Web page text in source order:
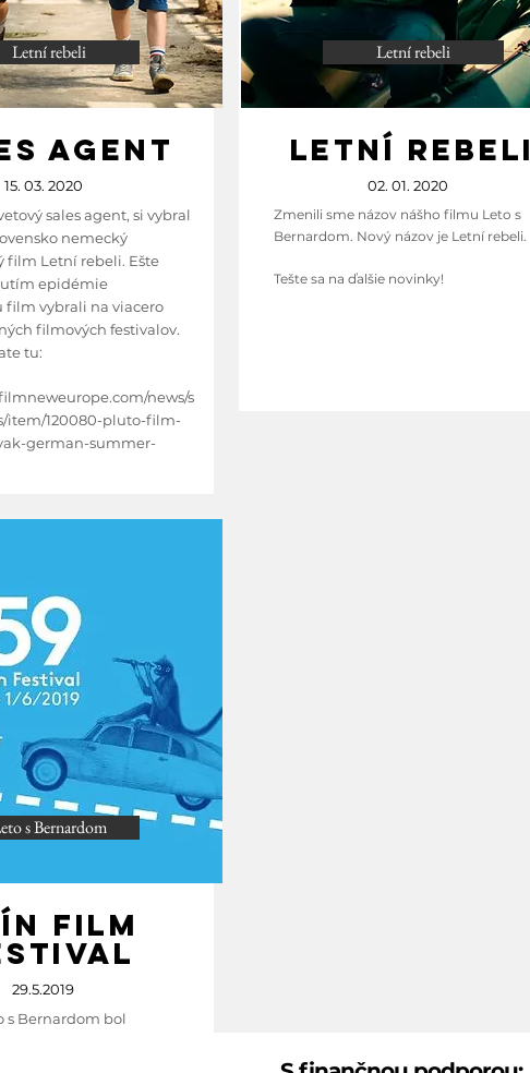
Letní rebeli
AGENT
15. 03. 2020
sales agent, si vybral
nemecký
film Letní rebeli. Ešte
epidémie
film vybrali na viacero
filmových festivalov.
tu:
news/s
item/120080-pluto-film-
german-summer-
Letní rebeli
LETNí REBELI
02. 01. 2020
Zmenili sme názov nášho filmu Leto s
Bernardom. Nový názov je Letní rebeli. ​
Tešte sa na ďalšie novinky!
s Bernardom
FILM
29.5.2019
s Bernardom bol